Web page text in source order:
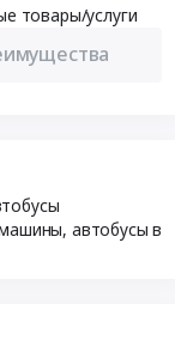
товары/услуги
автобусы в